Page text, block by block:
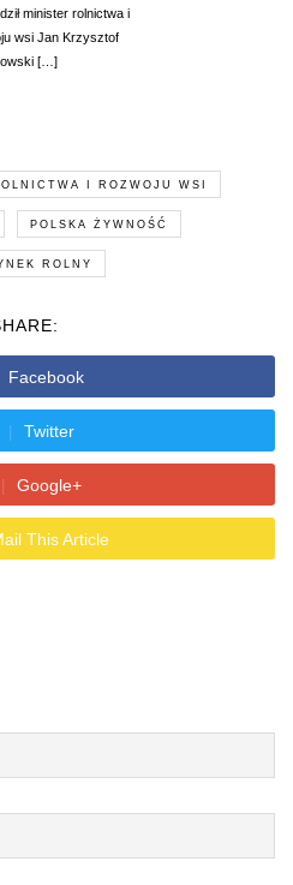
minister rolnictwa i
wsi Jan Krzysztof
[…]
I ROZWOJU WSI
POLSKA ŻYWNOŚĆ
ROLNY
Facebook
Twitter
Google+
This Article